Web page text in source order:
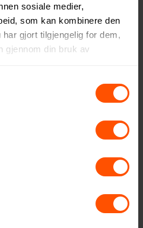
sosiale medier,
som kan kombinere den
gjort tilgjengelig for dem,
gjennom din bruk av
Lea RPET Flanell Badekåpe
med Hette
507 NOK ved 500 stk.